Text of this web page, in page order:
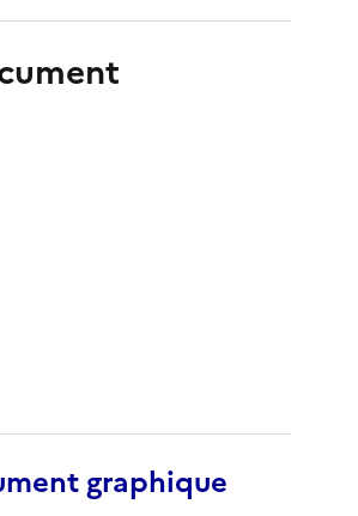
graphique